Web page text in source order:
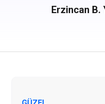
Erzincan B.